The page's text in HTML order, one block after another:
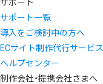
サポート
サポート一覧
導入をご検討中の方へ
ECサイト制作代行サービス
ヘルプセンター
制作会社・提携会社さまへ